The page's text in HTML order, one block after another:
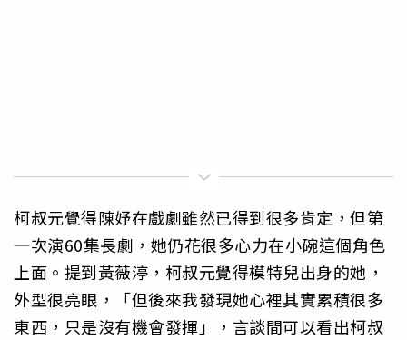
柯叔元覺得陳妤在戲劇雖然已得到很多肯定，但第
一次演60集長劇，她仍花很多心力在小碗這個角色
上面。提到黃薇渟，柯叔元覺得模特兒出身的她，
外型很亮眼，「但後來我發現她心裡其實累積很多
東西，只是沒有機會發揮」，言談間可以看出柯叔